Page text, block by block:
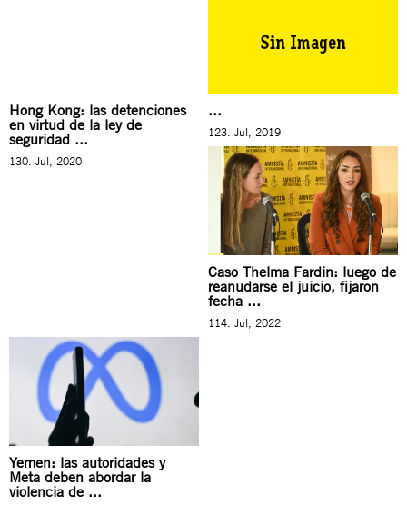
Hong Kong: las detenciones
en virtud de la ley de
seguridad ...
130. Jul, 2020
...
123. Jul, 2019
Caso Thelma Fardin: luego de
reanudarse el juicio, fijaron
fecha ...
114. Jul, 2022
Yemen: las autoridades y
Meta deben abordar la
violencia de ...